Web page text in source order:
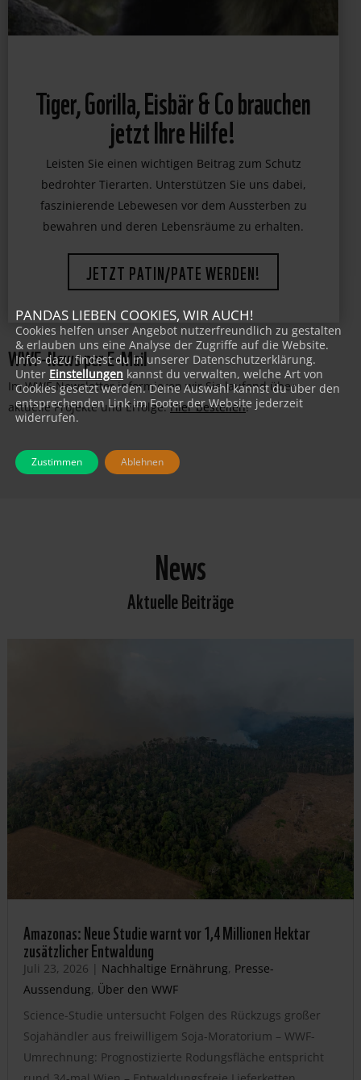
Tiger, Gorilla, Eisbär & Co brauchen
jetzt Ihre Hilfe!
Leisten Sie einen wichtigen Beitrag zum Schutz
bedrohter Tierarten. Unterstützen Sie uns dabei,
faszinierende Lebewesen vor dem Aussterben zu
bewahren und deren Lebensräume zu erhalten.
JETZT PATIN/PATE WERDEN!
WWF-News per E-Mail
Im WWF-Newsletter informieren wir Sie laufend über
aktuelle Projekte und Erfolge:Hier bestellen!
News
Aktuelle Beiträge
Amazonas: Neue Studie warnt vor 1,4 Millionen Hektar
zusätzlicher Entwaldung
Juli 23, 2026 | Nachhaltige Ernährung, Presse-
Aussendung, Über den WWF
Science-Studie untersucht Folgen des Rückzugs großer
Sojahändler aus freiwilligem Soja-Moratorium – WWF-
Umrechnung: Prognostizierte Rodungsfläche entspricht
PANDAS LIEBEN COOKIES, WIR AUCH!
Cookies helfen unser Angebot nutzerfreundlich zu gestalten
& erlauben uns eine Analyse der Zugriffe auf die Website.
Infos dazu findest du in unserer Datenschutzerklärung.
Unter Einstellungen kannst du verwalten, welche Art von
Cookies gesetzt werden. Deine Auswahl kannst du über den
entsprechenden Link im Footer der Website jederzeit
widerrufen.
Zustimmen Ablehnen